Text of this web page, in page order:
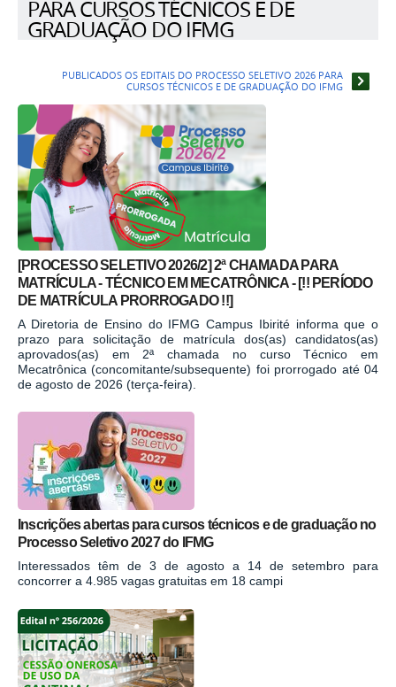
PARA CURSOS TÉCNICOS E DE
GRADUAÇÃO DO IFMG
PUBLICADOS OS EDITAIS DO PROCESSO SELETIVO 2026 PARA
CURSOS TÉCNICOS E DE GRADUAÇÃO DO IFMG
[PROCESSO SELETIVO 2026/2] 2ª CHAMADA PARA
MATRÍCULA - TÉCNICO EM MECATRÔNICA - [!! PERÍODO
DE MATRÍCULA PRORROGADO !!]
A Diretoria de Ensino do IFMG Campus Ibirité informa que o
prazo para solicitação de matrícula dos(as) candidatos(as)
aprovados(as) em 2ª chamada no curso Técnico em
Mecatrônica (concomitante/subsequente) foi prorrogado até 04
de agosto de 2026 (terça-feira).
Inscrições abertas para cursos técnicos e de graduação no
Processo Seletivo 2027 do IFMG
Interessados têm de 3 de agosto a 14 de setembro para
concorrer a 4.985 vagas gratuitas em 18 campi